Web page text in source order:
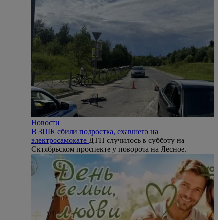
Новости
В ЗШК сбили подростка, ехавшего на
электросамокате ДТП случилось в субботу на
Октябрьском проспекте у поворота на Лесное.